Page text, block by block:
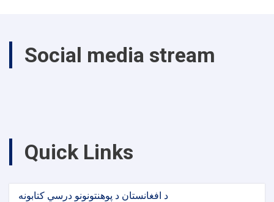
Social media stream
Quick Links
د افغانستان د پوهنتونونو درسي کتابونه